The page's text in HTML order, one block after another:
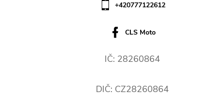
+420777122612
CLS Moto
IČ: 28260864
DIČ: CZ28260864